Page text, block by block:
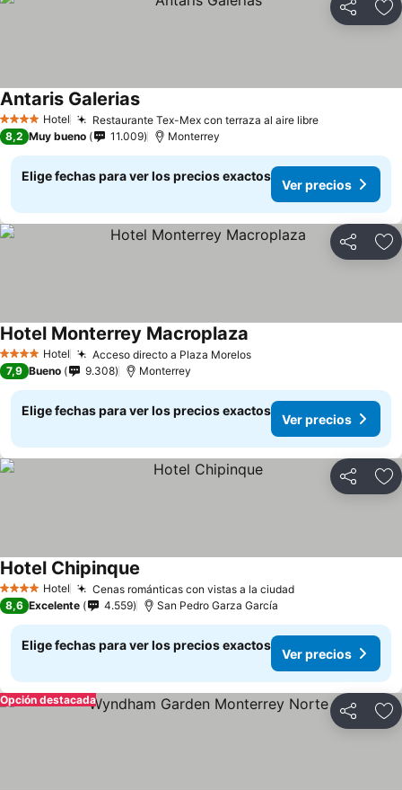
Compartir
4 EstrellasHotel Restaurante Tex-Mex con terraza al aire libre
Antaris Galerias
8,2 Muy bueno 11.009 Monterrey
Elige fechas para ver los precios exactos
Ver precios
Compartir
4 EstrellasHotel Acceso directo a Plaza Morelos
Hotel Monterrey Macroplaza
7,9 Bueno 9.308 Monterrey
Elige fechas para ver los precios exactos
Ver precios
Compartir
4 EstrellasHotel Cenas románticas con vistas a la ciudad
Hotel Chipinque
8,6 Excelente 4.559 San Pedro Garza García
Elige fechas para ver los precios exactos
Ver precios
Compartir
Opción destacada